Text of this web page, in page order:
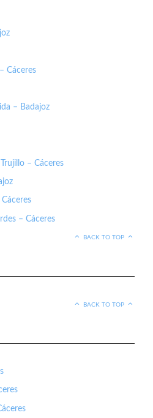
Cáceres
– Badajoz
– Cáceres
– Cáceres
BACK TO TOP
BACK TO TOP
– – Cáceres